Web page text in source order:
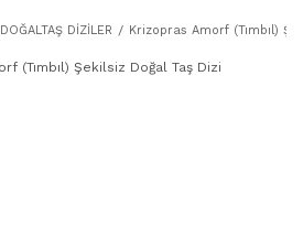
DOĞALTAŞ DİZİLER Krizopras Amorf (Tımbıl)